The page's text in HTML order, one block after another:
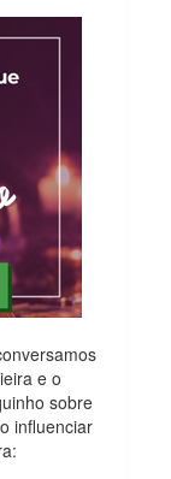
e o
sobre
influenciar